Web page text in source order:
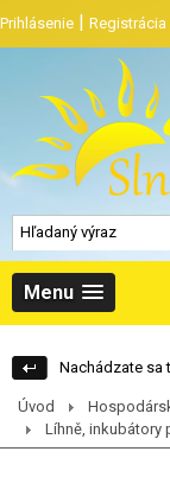
Prihlásenie | Registrácia
Menu
Nachádzate sa
Úvod
Líhně, inkubátory